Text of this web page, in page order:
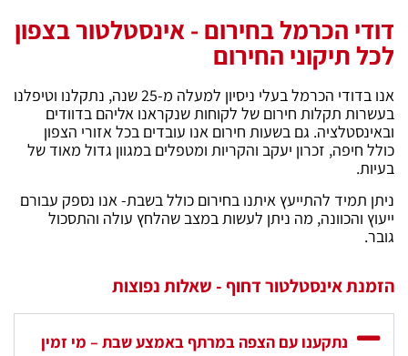
דודי הכרמל בחירום - אינסטלטור בצפון
לכל תיקוני החירום
אנו בדודי הכרמל בעלי ניסיון למעלה מ-25 שנה, נתקלנו וטיפלנו
בעשרות תקלות חירום של לקוחות שנקראנו אליהם בדוודים
ובאינסטלציה. גם בשעות חירום אנו עובדים בכל אזורי הצפון
כולל חיפה, זכרון יעקב והקריות ומטפלים במגוון גדול מאוד של
בעיות.
ניתן תמיד להתייעץ איתנו בחירום כולל בשבת- אנו נספק עבורם
ייעוץ והכוונה, מה ניתן לעשות במצב שהלחץ עולה והתסכול
גובר.
הזמנת אינסטלטור דחוף - שאלות נפוצות
נתקענו עם הצפה במרתף באמצע שבת – מי זמין